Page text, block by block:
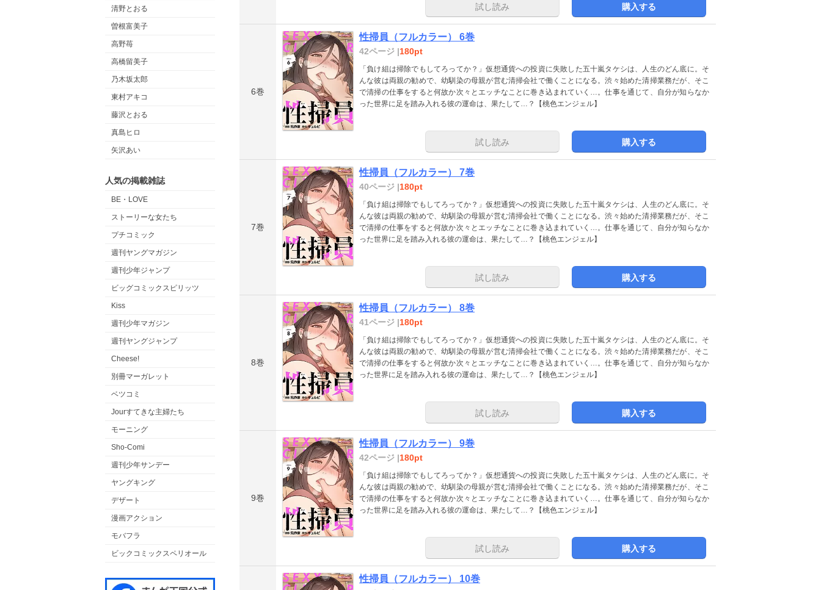
清野とおる
曽根富美子
高野苺
高橋留美子
乃木坂太郎
東村アキコ
藤沢とおる
真島ヒロ
矢沢あい
人気の掲載雑誌
BE・LOVE
ストーリーな女たち
プチコミック
週刊ヤングマガジン
週刊少年ジャンプ
ビッグコミックスピリッツ
Kiss
週刊少年マガジン
週刊ヤングジャンプ
Cheese!
別冊マーガレット
ベツコミ
Jourすてきな主婦たち
モーニング
Sho-Comi
週刊少年サンデー
ヤングキング
デザート
漫画アクション
モバフラ
ビックコミックスペリオール
試し読み 購入する
6巻
性掃員（フルカラー） 6巻
42ページ |180pt
「負け組は掃除でもしてろってか？」仮想通貨への投資に失敗した五十嵐タケシは、人生のどん底に。そ
んな彼は両親の勧めで、幼馴染の母親が営む清掃会社で働くことになる。渋々始めた清掃業務だが、そこ
で清掃の仕事をすると何故か次々とエッチなことに巻き込まれていく…。仕事を通じて、自分が知らなか
った世界に足を踏み入れる彼の運命は、果たして…？【桃色エンジェル】
試し読み 購入する
7巻
性掃員（フルカラー） 7巻
40ページ |180pt
「負け組は掃除でもしてろってか？」仮想通貨への投資に失敗した五十嵐タケシは、人生のどん底に。そ
んな彼は両親の勧めで、幼馴染の母親が営む清掃会社で働くことになる。渋々始めた清掃業務だが、そこ
で清掃の仕事をすると何故か次々とエッチなことに巻き込まれていく…。仕事を通じて、自分が知らなか
った世界に足を踏み入れる彼の運命は、果たして…？【桃色エンジェル】
試し読み 購入する
8巻
性掃員（フルカラー） 8巻
41ページ |180pt
「負け組は掃除でもしてろってか？」仮想通貨への投資に失敗した五十嵐タケシは、人生のどん底に。そ
んな彼は両親の勧めで、幼馴染の母親が営む清掃会社で働くことになる。渋々始めた清掃業務だが、そこ
で清掃の仕事をすると何故か次々とエッチなことに巻き込まれていく…。仕事を通じて、自分が知らなか
った世界に足を踏み入れる彼の運命は、果たして…？【桃色エンジェル】
試し読み 購入する
9巻
性掃員（フルカラー） 9巻
42ページ |180pt
「負け組は掃除でもしてろってか？」仮想通貨への投資に失敗した五十嵐タケシは、人生のどん底に。そ
んな彼は両親の勧めで、幼馴染の母親が営む清掃会社で働くことになる。渋々始めた清掃業務だが、そこ
で清掃の仕事をすると何故か次々とエッチなことに巻き込まれていく…。仕事を通じて、自分が知らなか
った世界に足を踏み入れる彼の運命は、果たして…？【桃色エンジェル】
試し読み 購入する
性掃員（フルカラー） 10巻